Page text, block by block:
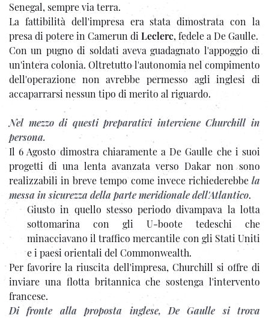
Senegal, sempre via terra.
La fattibilità dell'impresa era stata dimostrata con la
presa di potere in Camerun di Leclerc, fedele a De Gaulle.
Con un pugno di soldati aveva guadagnato l'appoggio di
un'intera colonia. Oltretutto l'autonomia nel compimento
dell'operazione non avrebbe permesso agli inglesi di
accaparrarsi nessun tipo di merito al riguardo.
Nel mezzo di questi preparativi interviene Churchill in
persona.
Il 6 Agosto dimostra chiaramente a De Gaulle che i suoi
progetti di una lenta avanzata verso Dakar non sono
realizzabili in breve tempo come invece richiederebbe la
messa in sicurezza della parte meridionale dell'Atlantico.
Giusto in quello stesso periodo divampava la lotta
sottomarina con gli U-boote tedeschi che
minacciavano il traffico mercantile con gli Stati Uniti
e i paesi orientali del Commonwealth.
Per favorire la riuscita dell'impresa, Churchill si offre di
inviare una flotta britannica che sostenga l'intervento
francese.
Di fronte alla proposta inglese, De Gaulle si trova